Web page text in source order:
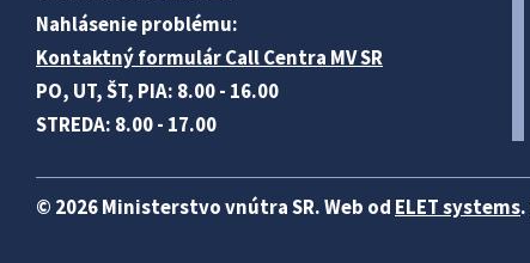
Nahlásenie problému:
Kontaktný formulár Call Centra MV SR
PO, UT, ŠT, PIA: 8.00 - 16.00
STREDA: 8.00 - 17.00
© 2026 Ministerstvo vnútra SR. Web od ELET systems.